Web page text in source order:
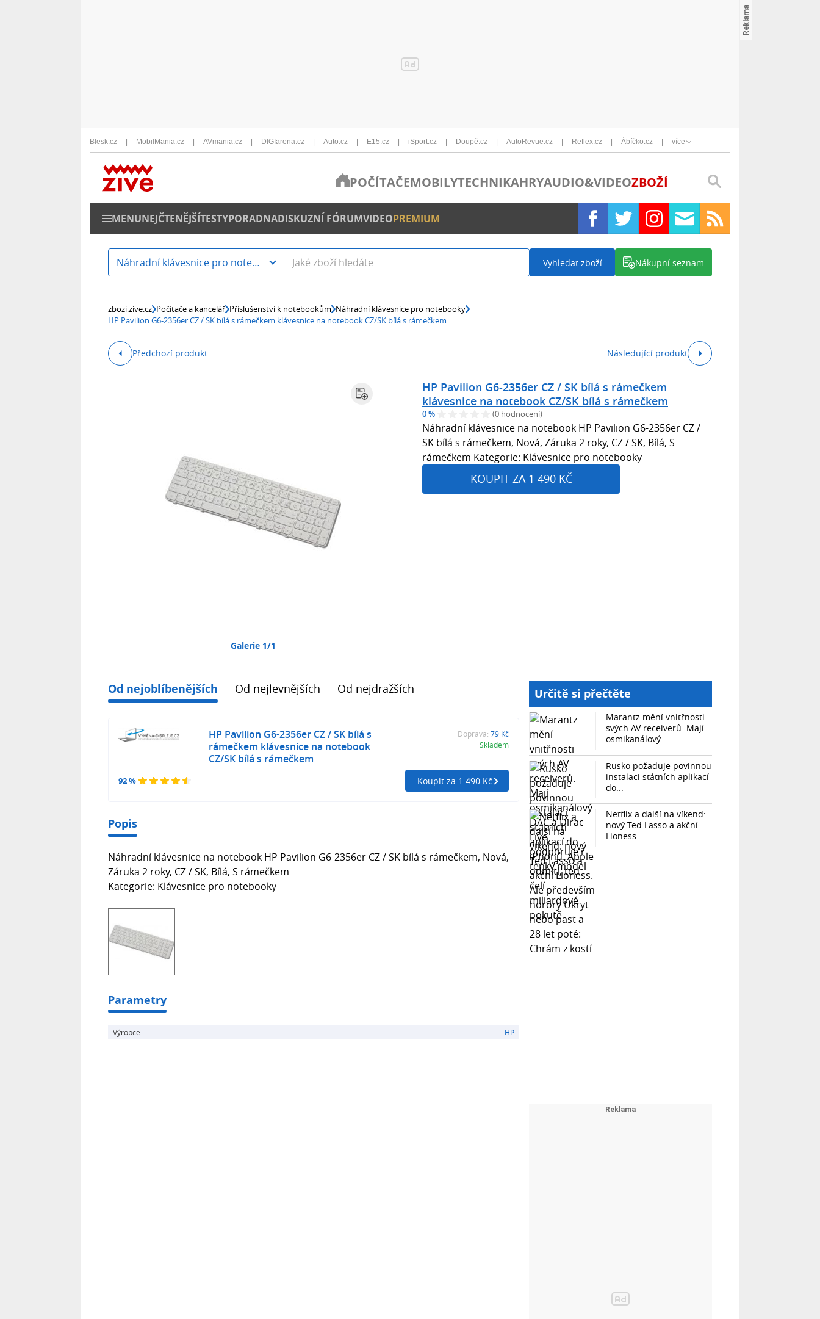
Blesk.cz MobilMania.cz AVmania.cz DIGIarena.cz Auto.cz E15.cz iSport.cz Doupě.cz AutoRevue.cz Reflex.cz Ábíčko.cz více
POČÍTAČEMOBILYTECHNIKAHRYAUDIO&VIDEOZBOŽÍ
MENUNEJČTENĚJŠÍTESTYPORADNADISKUZNÍ FÓRUMVIDEOPREMIUM
Náhradní klávesnice pro notebooky Vyhledat zboží Nákupní seznam
zbozi.zive.cz Počítače a kancelář Příslušenství k notebookům Náhradní klávesnice pro notebooky
HP Pavilion G6-2356er CZ / SK bílá s rámečkem klávesnice na notebook CZ/SK bílá s rámečkem
Předchozí produkt Následující produkt
Galerie 1/1
HP Pavilion G6-2356er CZ / SK bílá s rámečkem
klávesnice na notebook CZ/SK bílá s rámečkem
0 % (0 hodnocení)
Náhradní klávesnice na notebook HP Pavilion G6-2356er CZ /
SK bílá s rámečkem, Nová, Záruka 2 roky, CZ / SK, Bílá, S
rámečkem Kategorie: Klávesnice pro notebooky
KOUPIT ZA 1 490 KČ
Od nejoblíbenějších Od nejlevnějších Od nejdražších
92 %
HP Pavilion G6-2356er CZ / SK bílá s
rámečkem klávesnice na notebook
CZ/SK bílá s rámečkem
Doprava: 79 Kč
Skladem
Koupit za 1 490 Kč
Popis
Náhradní klávesnice na notebook HP Pavilion G6-2356er CZ / SK bílá s rámečkem, Nová,
Záruka 2 roky, CZ / SK, Bílá, S rámečkem
Kategorie: Klávesnice pro notebooky
Parametry
Výrobce HP
Určitě si přečtěte
Marantz mění vnitřnosti
svých AV receiverů. Mají
osmikanálový...
Rusko požaduje povinnou
instalaci státních aplikací
do...
Netflix a další na víkend:
nový Ted Lasso a akční
Lioness....